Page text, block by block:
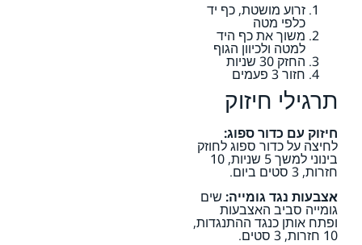
זרוע מושטת, כף יד
כלפי מטה
משוך את כף היד
למטה ולכיוון הגוף
החזק 30 שניות
חזור 3 פעמים
תרגילי חיזוק
חיזוק עם כדור ספוג:
לחיצה על כדור ספוג לחוזק
בינוני למשך 5 שניות, 10
חזרות, 3 סטים ביום.
אצבעות נגד גומייה: שים
גומייה סביב האצבעות
ופתח אותן כנגד ההתנגדות,
10 חזרות, 3 סטים.